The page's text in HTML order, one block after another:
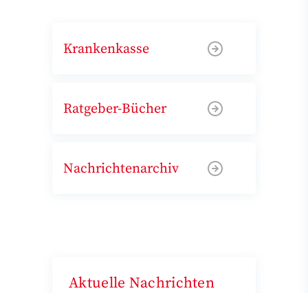
Krankenkasse
Ratgeber-Bücher
Nachrichtenarchiv
Aktuelle Nachrichten